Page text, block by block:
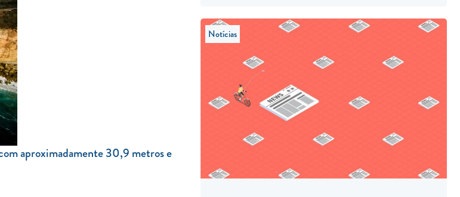
aproximadamente 30,9 metros e
Notícias